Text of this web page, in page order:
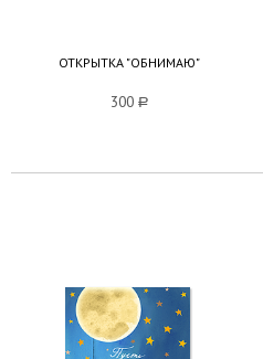
ОТКРЫТКА "ОБНИМАЮ"
300 a